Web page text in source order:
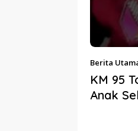
Berita
Oktober 2019
KM 95
Anak